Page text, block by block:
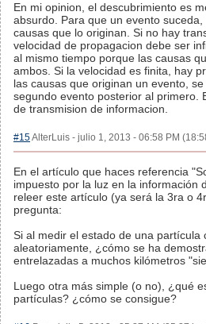
En mi opinion, el descubrimiento es
absurdo. Para que un evento
causas que lo originan. Si no hay
velocidad de propagacion debe ser
al mismo tiempo porque las causas
ambos. Si la velocidad es finita, hay
las causas que originan un evento,
segundo evento posterior al primero.
de transmision de informacion.
#15AlterLuis - julio 1, 2013 - 06:58 PM
En el artículo que haces referencia
impuesto por la luz en la información
releer este artículo (ya será la 3ra o
pregunta:
Si al medir el estado de una partícula
aleatoriamente, ¿cómo se ha
entrelazadas a muchos kilómetros
Luego otra más simple (o no), ¿qué
partículas? ¿cómo se consigue?